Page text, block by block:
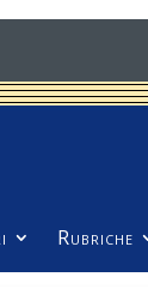
Rubriche